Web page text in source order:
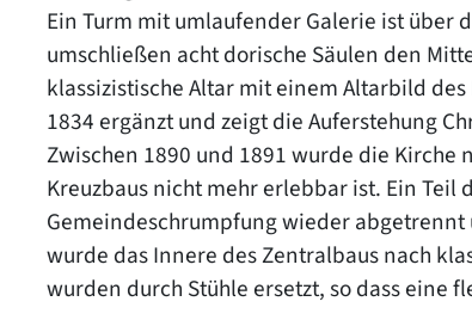
Ein Turm mit umlaufender Galerie ist über
umschließen acht dorische Säulen den
klassizistische Altar mit einem Altarbild
1834 ergänzt und zeigt die Auferstehung
Zwischen 1890 und 1891 wurde die
Kreuzbaus nicht mehr erlebbar ist. Ein
Gemeindeschrumpfung wieder
wurde das Innere des Zentralbaus nach
wurden durch Stühle ersetzt, so dass eine